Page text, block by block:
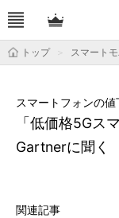
トップ スマート
「低価格5Gス
Gartnerに聞く
スマートフォンの
関連記事